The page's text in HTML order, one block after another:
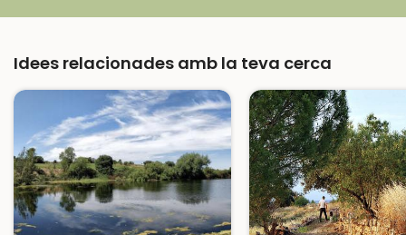
Idees relacionades amb la teva cerca